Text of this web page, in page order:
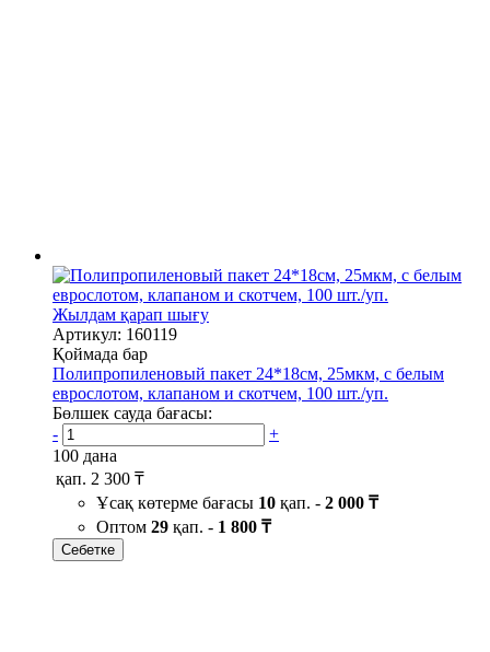
Жылдам қарап шығу
Артикул: 160119
Қоймада бар
Полипропиленовый пакет 24*18см, 25мкм, с белым
еврослотом, клапаном и скотчем, 100 шт./уп.
Бөлшек сауда бағасы:
-
+
100 дана
қап. 2 300 ₸
Ұсақ көтерме бағасы 10 қап. - 2 000 ₸
Оптом 29 қап. - 1 800 ₸
Себетке